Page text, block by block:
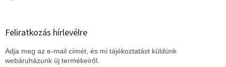
Feliratkozás hírlevélre
Adja meg az e-mail címét, és mi tájékoztatást küldünk
webáruházunk új termékeiről.